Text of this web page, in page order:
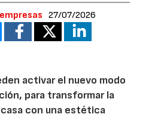
27/07/2026
activar el nuevo modo
para transformar la
con una estética